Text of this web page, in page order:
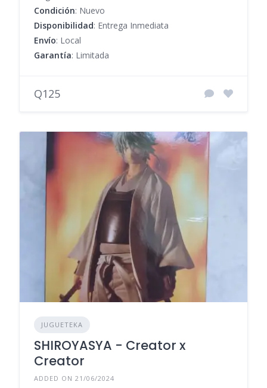
Condición: Nuevo
Disponibilidad: Entrega Inmediata
Envío: Local
Garantía: Limitada
Q125
JUGUETEKA
SHIROYASYA - Creator x
Creator
ADDED ON 21/06/2024